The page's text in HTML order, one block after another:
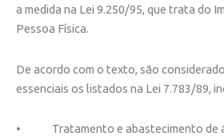
a medida na Lei 9.250/95, que trata do
Pessoa Física.
De acordo com o texto, são
essenciais os listados na Lei 7.783/89,
• Tratamento e abastecimento de